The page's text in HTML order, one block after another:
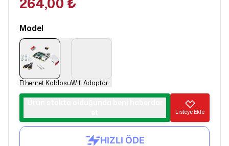
Model
Ethernet KablosuWifi Adaptör
Listeye Ekle